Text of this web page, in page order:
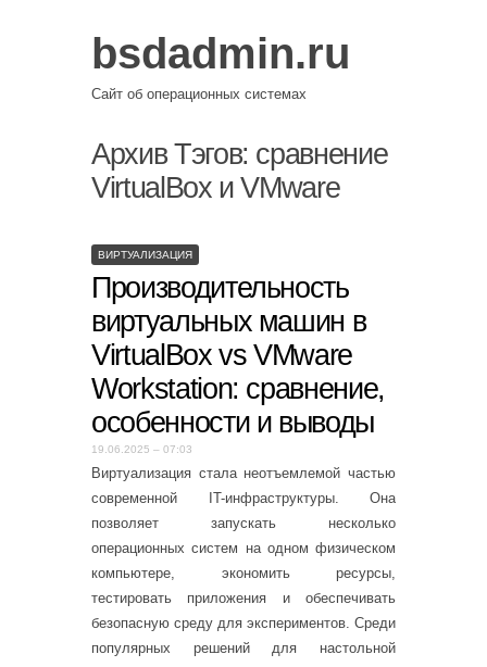
bsdadmin.ru
Сайт об операционных системах
Архив Тэгов: сравнение
VirtualBox и VMware
ВИРТУАЛИЗАЦИЯ
Производительность
виртуальных машин в
VirtualBox vs VMware
Workstation: сравнение,
особенности и выводы
19.06.2025 – 07:03
Виртуализация стала неотъемлемой частью
современной IT-инфраструктуры. Она
позволяет запускать несколько
операционных систем на одном физическом
компьютере, экономить ресурсы,
тестировать приложения и обеспечивать
безопасную среду для экспериментов. Среди
популярных решений для настольной